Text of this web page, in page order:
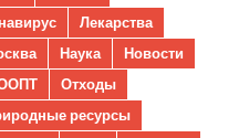
Лекарства
Наука
Новости
Отходы
ресурсы